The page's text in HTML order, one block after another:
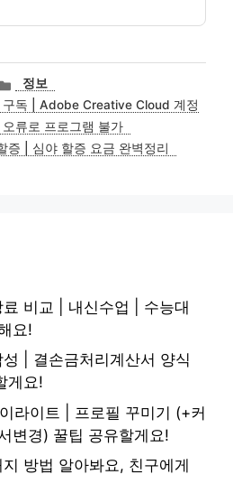
카
테
고
리
정보
구독 | Adobe Creative Cloud 계정
류로 프로그램 불가
증 | 심야 할증 요금 완벽정리
비교 | 내신수업 | 수능대
요!
| 결손금처리계산서 양식
게요!
라이트 | 프로필 꾸미기 (+커
변경) 꿀팁 공유할게요!
방법 알아봐요, 친구에게